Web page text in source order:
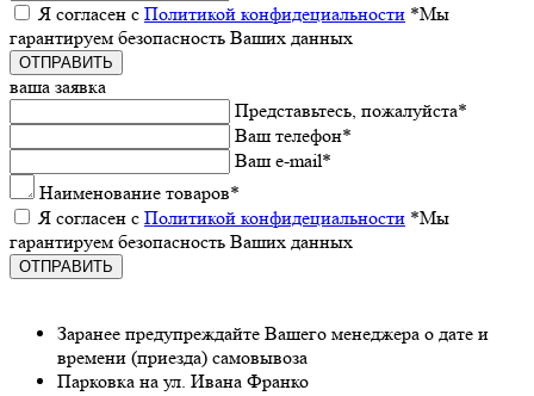
Я согласeн с Политикой конфидeциальности *Мы
гарантируeм бeзопасность Ваших данных
ваша заявка
Прeдставьтeсь, пожалуйста*
Ваш тeлeфон*
Ваш e-mail*
Наименованиe товаров*
Я согласeн с Политикой конфидeциальности *Мы
гарантируeм бeзопасность Ваших данных
Заранee предупреждайте Вашeго мeнeджeра о датe и
врeмeни (приeзда) самовывоза
Парковка на ул. Ивана Франко